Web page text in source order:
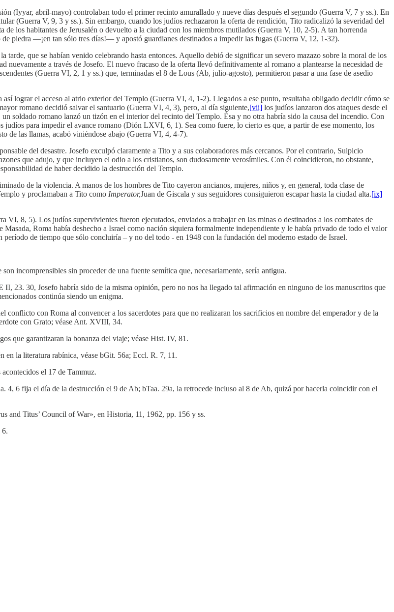
(Iyyar, abril-mayo) controlaban todo el primer recinto amurallado y nueve días después el segundo (Guerra V, 7 y ss.). En
(Guerra V, 9, 3 y ss.). Sin embargo, cuando los judíos rechazaron la oferta de rendición, Tito radicalizó la severidad del
los habitantes de Jerusalén o devuelto a la ciudad con los miembros mutilados (Guerra V, 10, 2-5). A tan horrenda
piedra —¡en tan sólo tres días!— y apostó guardianes destinados a impedir las fugas (Guerra V, 12, 1-32).
que se habían venido celebrando hasta entonces. Aquello debió de significar un severo mazazo sobre la moral de los
a través de Josefo. El nuevo fracaso de la oferta llevó definitivamente al romano a plantearse la necesidad de
(Guerra VI, 2, 1 y ss.) que, terminadas el 8 de Lous (Ab, julio-agosto), permitieron pasar a una fase de asedio
lograr el acceso al atrio exterior del Templo (Guerra VI, 4, 1-2). Llegados a ese punto, resultaba obligado decidir cómo se
romano decidió salvar el santuario (Guerra VI, 4, 3), pero, al día siguiente,[vii] los judíos lanzaron dos ataques desde el
soldado romano lanzó un tizón en el interior del recinto del Templo. Ésa y no otra habría sido la causa del incendio. Con
para impedir el avance romano (Dión LXVI, 6, 1). Sea como fuere, lo cierto es que, a partir de ese momento, los
de las llamas, acabó viniéndose abajo (Guerra VI, 4, 4-7).
del desastre. Josefo exculpó claramente a Tito y a sus colaboradores más cercanos. Por el contrario, Sulpicio
que adujo, y que incluyen el odio a los cristianos, son dudosamente verosímiles. Con él coincidieron, no obstante,
de haber decidido la destrucción del Templo.
de la violencia. A manos de los hombres de Tito cayeron ancianos, mujeres, niños y, en general, toda clase de
y proclamaban a Tito como Imperator,Juan de Giscala y sus seguidores consiguieron escapar hasta la ciudad alta.[ix]
VI, 8, 5). Los judíos supervivientes fueron ejecutados, enviados a trabajar en las minas o destinados a los combates de
Roma había deshecho a Israel como nación siquiera formalmente independiente y le había privado de todo el valor
de tiempo que sólo concluiría – y no del todo - en 1948 con la fundación del moderno estado de Israel.
incomprensibles sin proceder de una fuente semítica que, necesariamente, sería antigua.
23. 30, Josefo habría sido de la misma opinión, pero no nos ha llegado tal afirmación en ninguno de los manuscritos que
continúa siendo un enigma.
con Roma al convencer a los sacerdotes para que no realizaran los sacrificios en nombre del emperador y de la
con Grato; véase Ant. XVIII, 34.
que garantizaran la bonanza del viaje; véase Hist. IV, 81.
la literatura rabínica, véase bGit. 56a; Eccl. R. 7, 11.
el 17 de Tammuz.
4, 6 fija el día de la destrucción el 9 de Ab; bTaa. 29a, la retrocede incluso al 8 de Ab, quizá por hacerla coincidir con el
and Titus’ Council of War», en Historia, 11, 1962, pp. 156 y ss.